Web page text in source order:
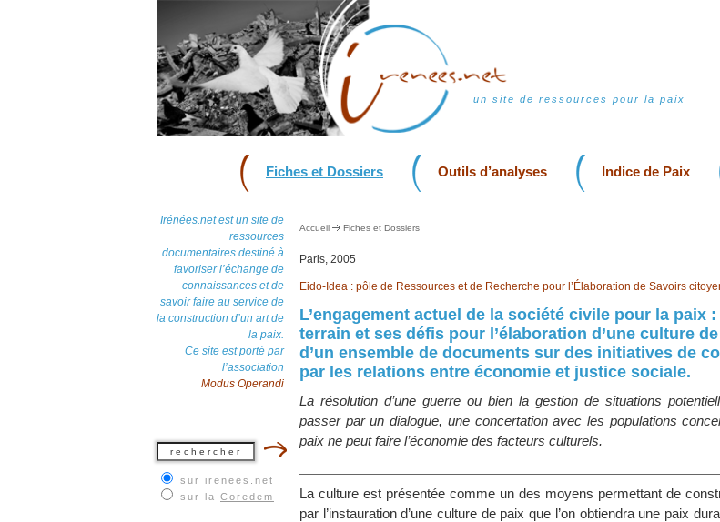
un site de ressources pour la paix
Fiches et Dossiers Outils d’analyses Indice de Paix
Irénées.net est un site de
ressources
documentaires destiné à
favoriser l’échange de
connaissances et de
savoir faire au service de
la construction d’un art de
la paix.
Ce site est porté par
l’association
Modus Operandi
sur irenees.net
sur la Coredem
Accueil Fiches et Dossiers
Paris, 2005
Eido-Idea : pôle de Ressources et de Recherche pour l’Élaboration de Savoirs
L’engagement actuel de la société civile pour la paix
terrain et ses défis pour l’élaboration d’une culture
d’un ensemble de documents sur des initiatives de
par les relations entre économie et justice sociale.
La résolution d’une guerre ou bien la gestion de situations
passer par un dialogue, une concertation avec les populations
paix ne peut faire l’économie des facteurs culturels.
La culture est présentée comme un des moyens permettant de
par l’instauration d’une culture de paix que l’on obtiendra une paix